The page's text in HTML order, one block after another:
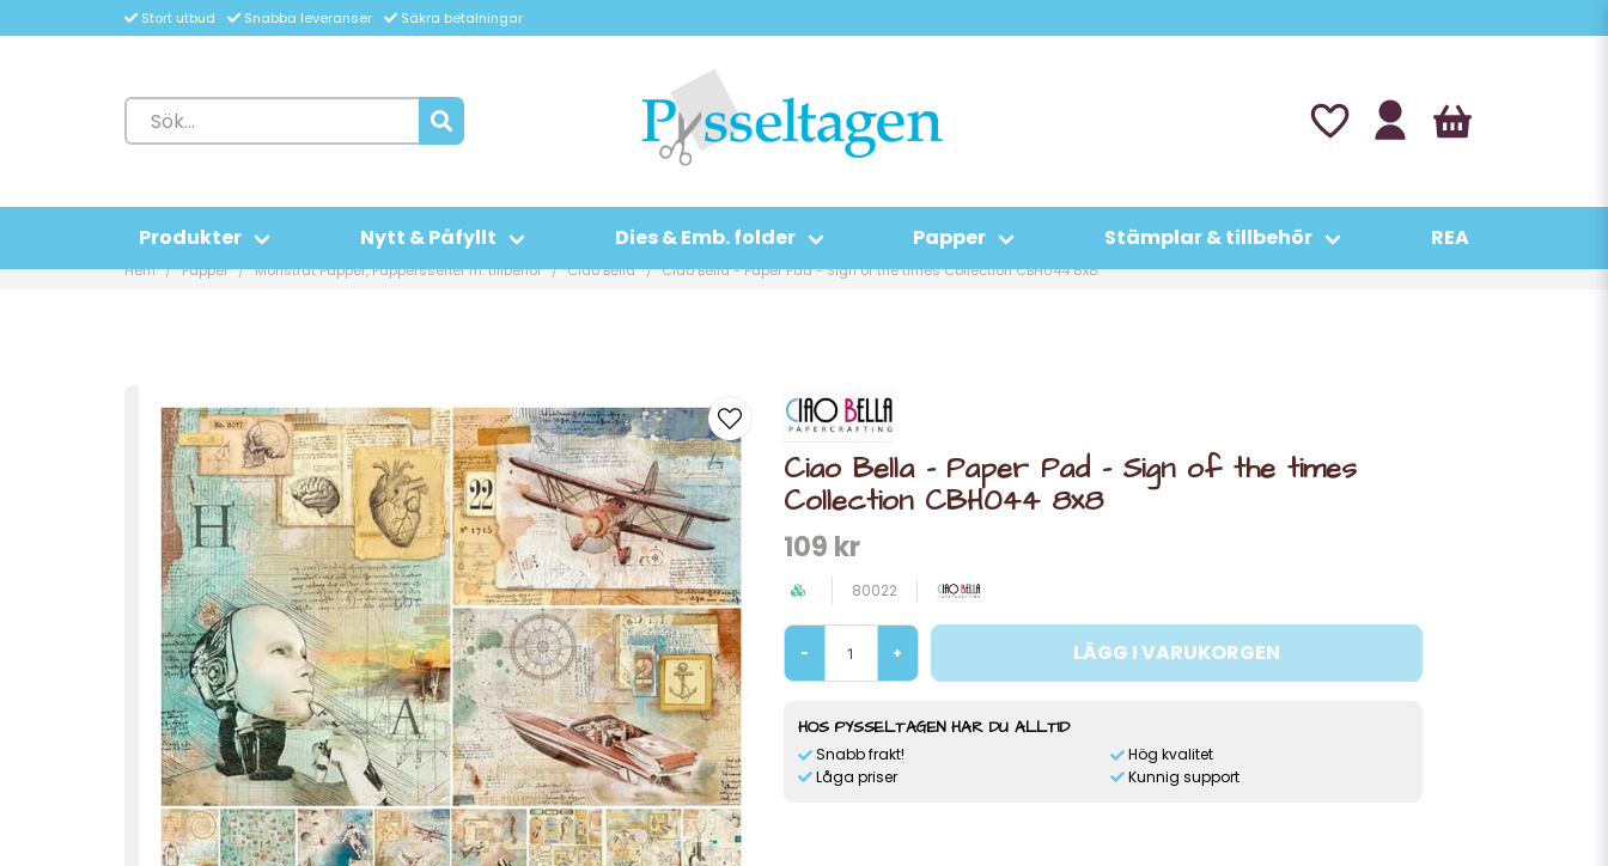
Stort utbud Snabba leveranser Säkra betalningar
Produkter Nytt & Påfyllt Dies & Emb. folder Papper Stämplar & tillbehör REA
Hem Papper Mönstrat Papper, Pappersserier m. tillbehör Ciao Bella Ciao Bella - Paper Pad - Sign of the times Collection CBH044 8x8
Ciao Bella - Paper Pad - Sign of the times
Collection CBH044 8x8
109 kr
80022
- + LÄGG I VARUKORGEN
HOS PYSSELTAGEN HAR DU ALLTID
Snabb frakt!
Låga priser
Hög kvalitet
Kunnig support